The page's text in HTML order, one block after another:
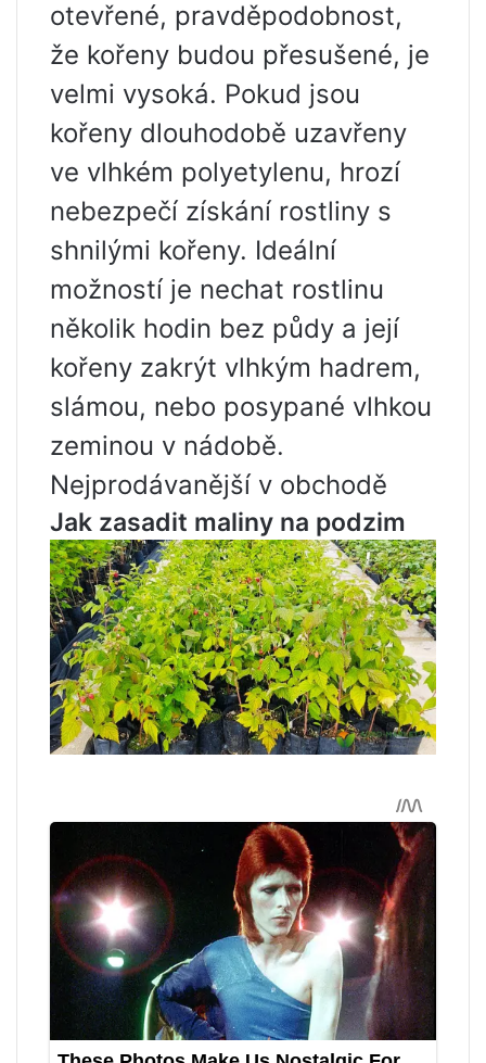
otevřené, pravděpodobnost,
že kořeny budou přesušené, je
velmi vysoká. Pokud jsou
kořeny dlouhodobě uzavřeny
ve vlhkém polyetylenu, hrozí
nebezpečí získání rostliny s
shnilými kořeny. Ideální
možností je nechat rostlinu
několik hodin bez půdy a její
kořeny zakrýt vlhkým hadrem,
slámou, nebo posypané vlhkou
zeminou v nádobě.
Nejprodávanější v obchodě
Jak zasadit maliny na podzim